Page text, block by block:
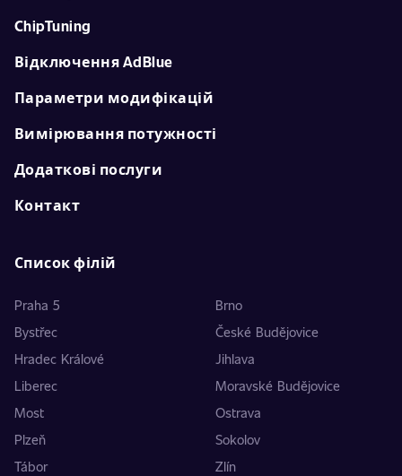
ChipTuning
Відключення AdBlue
Параметри модифікацій
Вимірювання потужності
Додаткові послуги
Контакт
Список філій
Praha 5
Brno
Bystřec
České Budějovice
Hradec Králové
Jihlava
Liberec
Moravské Budějovice
Most
Ostrava
Plzeň
Sokolov
Tábor
Zlín